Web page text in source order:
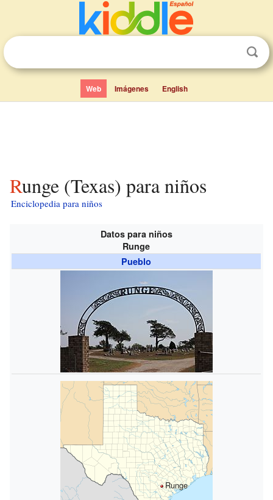
Web Imágenes English
Runge (Texas) para niños
Enciclopedia para niños
Datos para niños
Runge
Pueblo
Runge